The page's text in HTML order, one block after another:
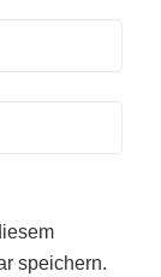
speichern.